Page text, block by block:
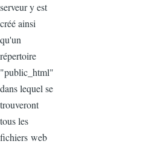
serveur yest
créé ainsi
qu'un
répertoire
"public_html"
dans lequel se
trouveront
tous les
fichiers web